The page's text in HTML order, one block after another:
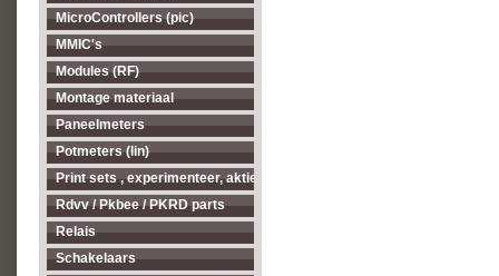
MicroControllers (pic)
MMIC's
Modules (RF)
Montage materiaal
Paneelmeters
Potmeters (lin)
Print sets , experimenteer, aktieve antenne's enz...
Rdvv / Pkbee / PKRD parts
Relais
Schakelaars